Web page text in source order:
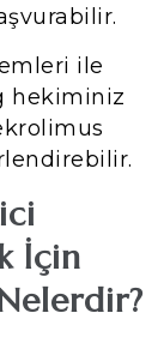
ile
hekiminiz
İçin